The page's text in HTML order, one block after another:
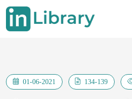
01-06-2021 134-139